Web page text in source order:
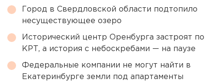
Город в Свердловской области подтопило
несуществующее озеро
Исторический центр Оренбурга застроят по
КРТ, а история с небоскребами — на паузе
Федеральные компании не могут найти в
Екатеринбурге земли под апартаменты